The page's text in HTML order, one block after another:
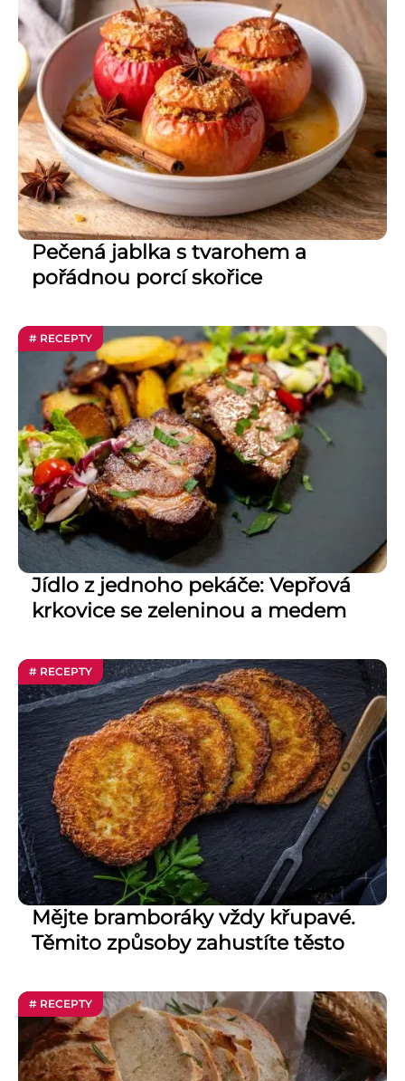
Pečená jablka s tvarohem a
pořádnou porcí skořice
# RECEPTY
Jídlo z jednoho pekáče: Vepřová
krkovice se zeleninou a medem
# RECEPTY
Mějte bramboráky vždy křupavé.
Těmito způsoby zahustíte těsto
# RECEPTY